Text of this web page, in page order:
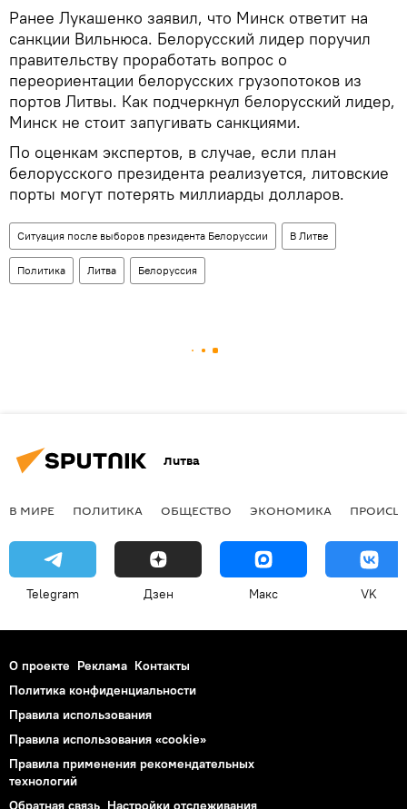
Ранее Лукашенко заявил, что Минск ответит на
санкции Вильнюса. Белорусский лидер поручил
правительству проработать вопрос о
переориентации белорусских грузопотоков из
портов Литвы. Как подчеркнул белорусский лидер,
Минск не стоит запугивать санкциями.
По оценкам экспертов, в случае, если план
белорусского президента реализуется, литовские
порты могут потерять миллиарды долларов.
Ситуация после выборов президента Белоруссии В Литве
Политика Литва Белоруссия
Литва
В МИРЕ ПОЛИТИКА ОБЩЕСТВО ЭКОНОМИКА
Telegram Дзен Макс VK
О проекте Реклама Контакты
Политика конфиденциальности
Правила использования
Правила использования «cookie»
Правила применения рекомендательных
технологий
Обратная связь Настройки отслеживания